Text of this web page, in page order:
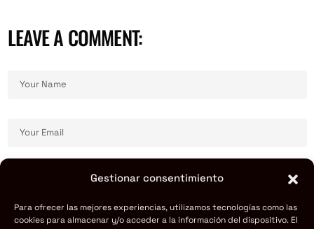
Gestionar consentimiento
Para ofrecer las mejores experiencias, utilizamos tecnologías como las
cookies para almacenar y/o acceder a la información del dispositivo. El
LEAVE A COMMENT: